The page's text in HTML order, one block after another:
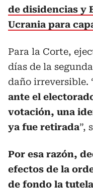
de disidencias y
Ucrania para
Para la Corte,
días de la
daño irreversible.
ante el
votación, una
ya fue retirada”,
Por esa razón,
efectos de la
de fondo la tutela